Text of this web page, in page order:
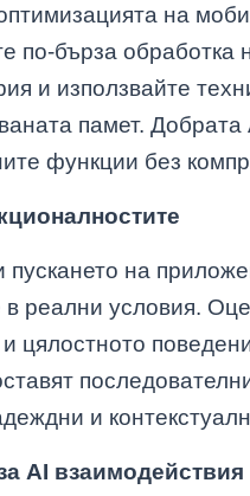
на
по-бърза
и използвайте
памет.
функции без
на
реални условия.
цялостното
и
AI взаимодействия